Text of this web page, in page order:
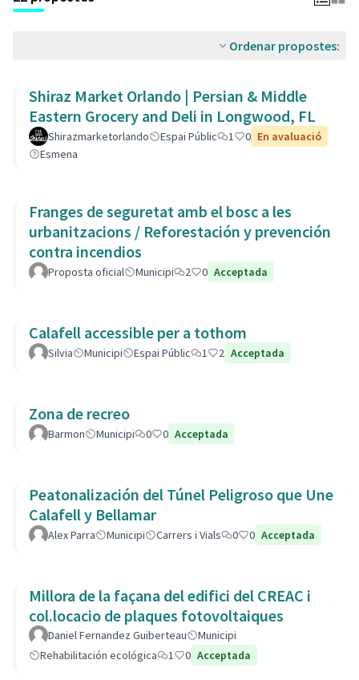
Ordenar propostes:
Shiraz Market Orlando | Persian & Middle
Eastern Grocery and Deli in Longwood, FL
Shirazmarketorlando Espai Públic 1 0 En avaluació
Esmena
Franges de seguretat amb el bosc a les
urbanitzacions / Reforestación y prevención
contra incendios
Proposta oficial Municipi 2 0 Acceptada
Calafell accessible per a tothom
Silvia Municipi Espai Públic 1 2 Acceptada
Zona de recreo
Barmon Municipi 0 0 Acceptada
Peatonalización del Túnel Peligroso que Une
Calafell y Bellamar
Alex Parra Municipi Carrers i Vials 0 0 Acceptada
Millora de la façana del edifici del CREAC i
col.locacio de plaques fotovoltaiques
Daniel Fernandez Guiberteau
Municipi
Rehabilitación ecológica
1 0 Acceptada